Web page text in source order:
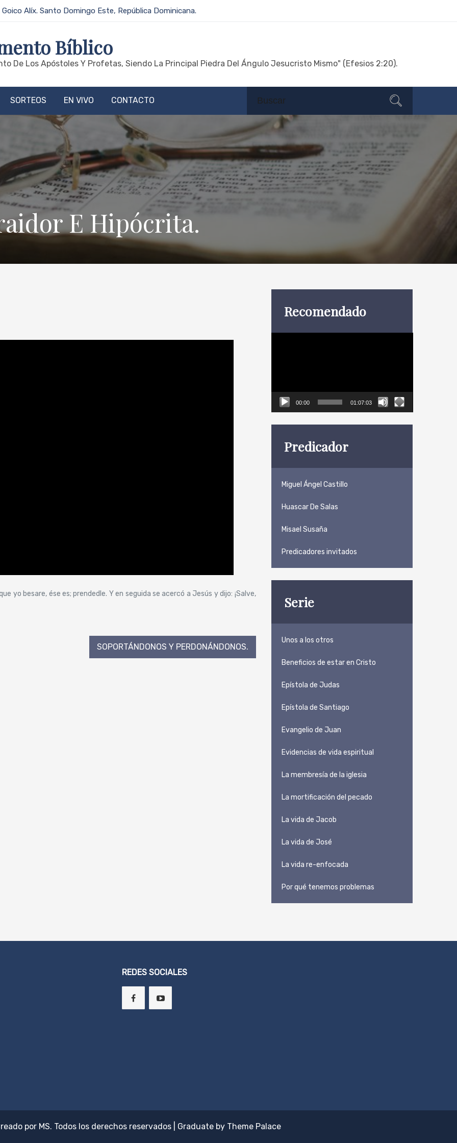
Alíx. Santo Domingo Este, República Dominicana.
Bíblico
De Los Apóstoles Y Profetas, Siendo La Principal Piedra Del Ángulo Jesucristo Mismo" (Efesios 2:20).
SORTEOS EN VIVO CONTACTO
for:
E Hipócrita.
yo besare, ése es; prendedle. Y en seguida se acercó a Jesús y dijo: ¡Salve,
SOPORTÁNDONOS Y PERDONÁNDONOS.
Recomendado
00:00 01:07:03
Predicador
Miguel Ángel Castillo
Huascar De Salas
Misael Susaña
Predicadores invitados
Serie
Unos a los otros
Beneficios de estar en Cristo
Epístola de Judas
Epístola de Santiago
Evangelio de Juan
Evidencias de vida espiritual
La membresía de la iglesia
La mortificación del pecado
La vida de Jacob
La vida de José
La vida re-enfocada
Por qué tenemos problemas
REDES SOCIALES
por MS. Todos los derechos reservados Graduate by Theme Palace